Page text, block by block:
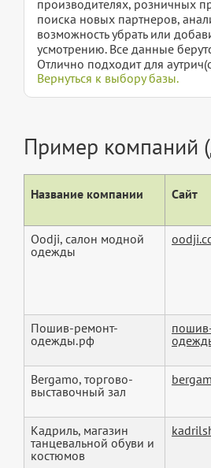
производителях, розничных
поиска новых партнеров,
возможность убрать или
усмотрению. Все данные
Отлично подходит для
Вернуться к выбору базы.
Пример компаний
Название компании Сайт
Oodji, салон модной
одежды
Пошив-ремонт-
одежды.рф
Bergamo, торгово-
выставочный зал
Кадриль, магазин
танцевальной обуви и
костюмов